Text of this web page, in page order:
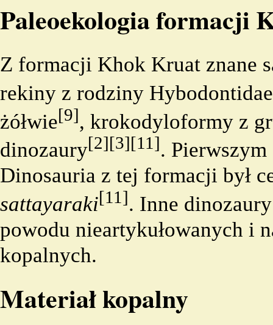
Paleoekologia formacji
Z formacji Khok Kruat znane
rekiny z rodziny Hybodontidae
żółwie[9], krokodyloformy z
dinozaury[2][3][11].
Dinosauria z tej formacji był
sattayaraki[11]. Inne
powodu nieartykułowanych i
kopalnych.
Materiał kopalny